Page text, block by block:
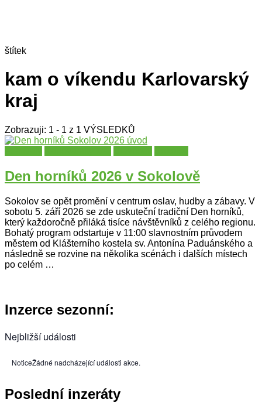
štítek
kam o víkendu Karlovarský
kraj
Zobrazuji: 1 - 1 z 1 VÝSLEDKŮ
Den horníků 2026 v Sokolově
Sokolov se opět promění v centrum oslav, hudby a zábavy. V
sobotu 5. září 2026 se zde uskuteční tradiční Den horníků,
který každoročně přiláká tisíce návštěvníků z celého regionu.
Bohatý program odstartuje v 11:00 slavnostním průvodem
městem od Klášterního kostela sv. Antonína Paduánského a
následně se rozvine na několika scénách i dalších místech
po celém …
Inzerce sezonní:
Nejbližší události
NoticeŽádné nadcházející události akce.
Poslední inzeráty